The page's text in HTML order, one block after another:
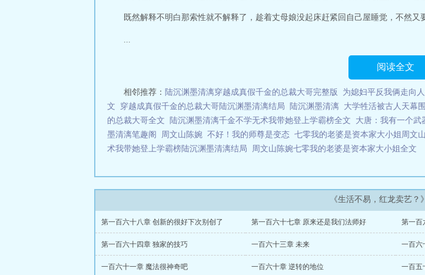
既然解释不明白那索性就不解释了，趁着丈母娘没起床赶紧回自己屋睡觉，不然又
...
阅读全文
相邻推荐： 陆沉渊墨清漓穿越成真假千金的总裁大哥完整版 为媳妇平反我俩走向
文
穿越成真假千金的总裁大哥陆沉渊墨清漓结局 陆沉渊墨清漓 大学牲活被古人天幕
的总裁大哥全文
陆沉渊墨清漓千金不学无术我带她登上学霸榜全文 大唐：我有一个武
墨清漓笔趣阁
周文山陈婉 不好！我的师尊是变态 七零我的老婆是资本家大小姐周文
术我带她登上学霸榜陆沉渊墨清漓结局
周文山陈婉七零我的老婆是资本家大小姐全文
《生活不易，红龙卖艺？
第一百六十八章 创新的很好下次别创了 第一百六十七章 原来还是我们法师好 第一百
第一百六十四章 独家的技巧 一百六十三章 未来 一百六
一百六十一章 魔法很神奇吧 一百六十章 逆转的地位 一百五